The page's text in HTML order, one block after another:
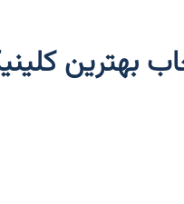
بهترین